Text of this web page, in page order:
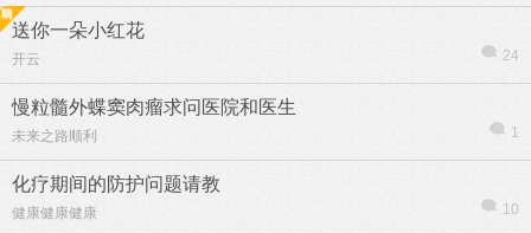
送你一朵小红花
开云 24
慢粒髓外蝶窦肉瘤求问医院和医生
未来之路顺利 1
化疗期间的防护问题请教
健康健康健康 10